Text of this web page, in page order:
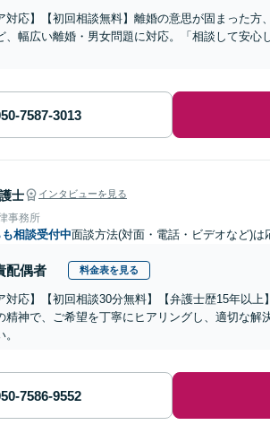
対応】【初回相談無料】離婚の意思が固まった
、幅広い離婚・男女問題に対応。「相談して安
士 インタビューを見る
事務所
相談受付中面談方法(対面・電話・ビデオなど)は
配偶者 料金表を見る
対応】【初回相談30分無料】【弁護士歴15年以
精神で、ご希望を丁寧にヒアリングし、適切な